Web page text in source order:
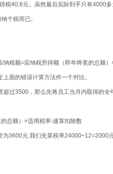
税40.8元。虽然最后实际到手只有4000
个税而已。
纳税额=应纳税所得额（即年终奖的总额
面的错误计算方法作一个对比。
超过3500 ，那么先将员工当月内取得的全
总额）×适用税率-速算扣除数
为3600元.我们先算税率24000÷12=2000